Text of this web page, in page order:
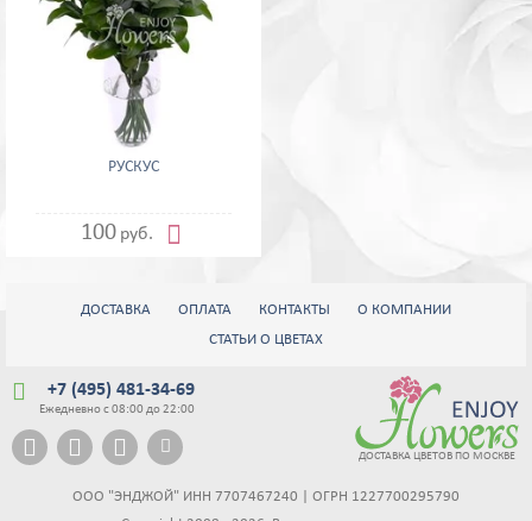
РУСКУС
100 руб. 
ДОСТАВКА ОПЛАТА КОНТАКТЫ
О КОМПАНИИ
СТАТЬИ О ЦВЕТАХ
 +7 (495) 481-34-69
Ежедневно с 08:00 до 22:00
    ДОСТАВКА ЦВЕТОВ ПО МОСКВЕ
ООО "ЭНДЖОЙ" ИНН 7707467240 | ОГРН 1227700295790